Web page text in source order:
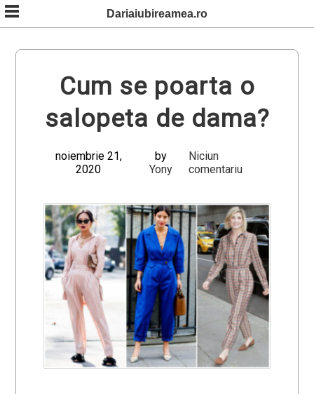
Skip
to
content
Dariaiubireamea.ro
Cum se poarta o
salopeta de dama?
noiembrie 21,
2020
by
Yony
Niciun
comentariu